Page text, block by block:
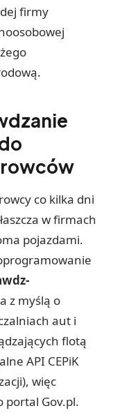
firmy
co kilka dni
w firmach
pojazdami.
z myślą o
aut i
flotą
API CEPiK
więc
portal Gov.pl.